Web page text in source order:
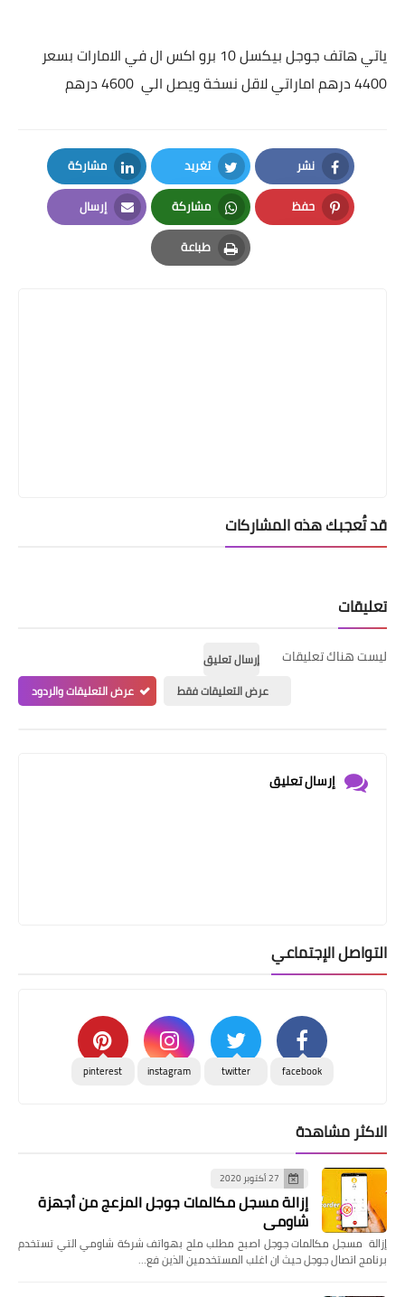
ياتي هاتف
جوجل بيكسل 10 برو اكس ال في الامارات بسعر
4400 درهم اماراتي لاقل نسخة ويصل الي 4600 درهم
نشر
Facebook
تغريد
Twitter
مشاركة
LinkedIn
حفظ
Pinterest
مشاركة
Whatsapp
إرسال
Email
طباعة
Print
قد تُعجبك هذه المشاركات
تعليقات
ليست هناك تعليقات
إرسال تعليق
عرض التعليقات فقط
عرض التعليقات والردود
إرسال تعليق
التواصل الإجتماعي
facebook
twitter
instagram
pinterest
الاكثر مشاهدة
27 أكتوبر 2020
إزالة مسجل مكالمات جوجل المزعج من أجهزة
شاومي
إزالة مسجل مكالمات جوجل اصبح مطلب ملح بهواتف شركة شاومي التي تستخدم
برنامج اتصال جوجل حيث ان اغلب المستخدمين الذين فع…